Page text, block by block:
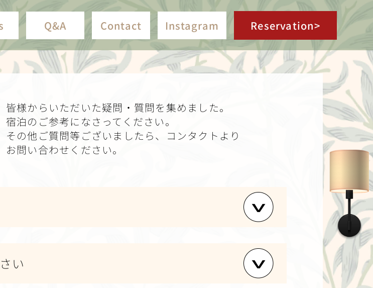
Reservation>
Contact Instagram
Q&A
皆様からいただいた疑問・質問を集めました。
宿泊のご参考になさってください。
その他ご質問等ございましたら、コンタクトより
お問い合わせください。
い